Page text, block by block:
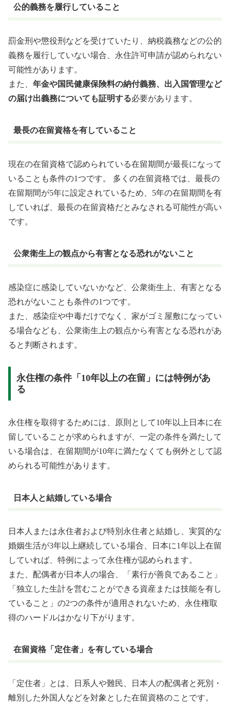
公的義務を履行していること
罰金刑や懲役刑などを受けていたり、納税義務などの公的
義務を履行していない場合、永住許可申請が認められない
可能性があります。
また、 年金や国民健康保険料の納付義務、出入国管理など
の届け出義務についても証明する必要があります。
最長の在留資格を有していること
現在の在留資格で認められている在留期間が最長になって
いることも条件の1つです。 多くの在留資格では、最長の
在留期間が5年に設定されているため、5年の在留期間を有
していれば、最長の在留資格だとみなされる可能性が高い
です。
公衆衛生上の観点から有害となる恐れがないこと
感染症に感染していないかなど、公衆衛生上、有害となる
恐れがないことも条件の1つです。
また、感染症や中毒だけでなく、家がゴミ屋敷になってい
る場合なども、公衆衛生上の観点から有害となる恐れがあ
ると判断されます。
永住権の条件「10年以上の在留」には特例があ
る
永住権を取得するためには、原則として10年以上日本に在
留していることが求められますが、一定の条件を満たして
いる場合は、在留期間が10年に満たなくても例外として認
められる可能性があります。
日本人と結婚している場合
日本人または永住者および特別永住者と結婚し、実質的な
婚姻生活が3年以上継続している場合、日本に1年以上在留
していれば、特例によって永住権が認められます。
また、配偶者が日本人の場合、「素行が善良であること」
「独立した生計を営むことができる資産または技能を有し
ていること」の2つの条件が適用されないため、永住権取
得のハードルはかなり下がります。
在留資格「定住者」を有している場合
「定住者」とは、日系人や難民、日本人の配偶者と死別・
離別した外国人などを対象とした在留資格のことです。